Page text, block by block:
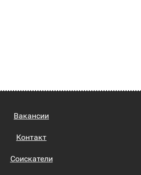
Вакансии
Контакт
Соискатели